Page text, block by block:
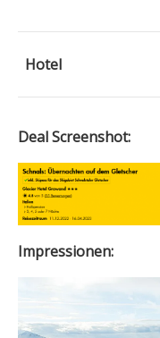
Hotel
Deal Screenshot:
Impressionen: